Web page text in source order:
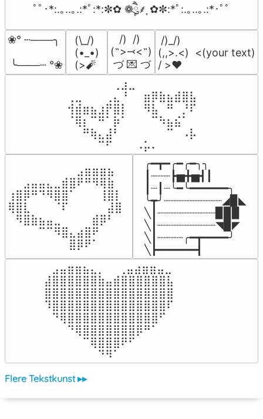
ﾟﾟ･*:.｡..｡.:*ﾟ:*:✼✿ ❁ཻུ۪۪⸙͎ ✿✼:*ﾟ:.｡..｡.:*･ﾟﾟ
❀° ┄───╮
╰───┄ °❀
(\_/)
(•_•)
(>🧨
   /)  /)
(˵>⤙<˵)
づ 💌 づ
/)_/)
(,,>.<)  <(your text)
/ >❤️
⠀⠀⠀⠀⠀⠀⢀⣰⣀⠀⠀⠀⠀⠀⠀⠀⠀
⢀⣀⠀⠀⠀⢀⣄⠘⠀⠀⣶⡿⣷⣦⣾⣿⣧
⢺⣾⣶⣦⣰⡟⣿⡇⠀⠀⠻⣧⠀⠛⠀⡘⠏
⠈⢿⡆⠉⠛⠁⡷⠁⠀⠀⠀⠉⠳⣦⣮⠁⠀
⠀⠀⠛⢷⣄⣼⠃⠀⠀⠀⠀⠀⠀⠉⠀⠠⡧
⠀⠀⠀⠀⠉⠋⠀⠀⠀⠠⡥⠄⠀⠀⠀⠀⠀
⠀⠀⠀⠀⠀⠀⠀⠀⠀⣠⣶⣶⣶⣦⠀⠀
⠀⠀⣠⣤⣤⣄⣀⣾⣿⠟⠛⠻⢿⣷⠀
⢰⣿⡿⠛⠙⠻⣿⣿⠁⠀⠀⠀⢸⣿⡇
⢿⣿⣇⠀⠀⠀⠈⠏⠀⠀⠀⠀⠀⣼⣿⠀
⠀⠻⣿⣷⣦⣤⣀⠀⠀⠀⠀⣾⡿⠃⠀
⠀⠀⠀⠀⠉⠉⠻⣿⣄⣴⣿⠟⠀⠀⠀
⠀⠀⠀⠀⠀⠀⠀⠀⣿⡿⠟⠁⠀⠀⠀⠀
╭━┳━╭━╭━╮╮
┃┈┈┈┣▅╋▅┫┃
┃┈┃┈╰━╰━━━━━━╮
╰┳╯┈┈┈┈┈┈┈┈┈◢▉◣
╲┃┈┈┈┈┈┈┈┈┈▉▉▉
╲┃┈┈┈┈┈┈┈┈┈◥▉◤
╲┃┈┈┈┈╭━┳━━━━╯
╲┣━━━━━━┫﻿
⠀⣠⣤⣶⣶⣦⣄⡀  ⠀⢀⣤⣴⣶⣶⣤⣀⠀
⣼⣿⣿⣿⣿⣿⣿⣷⣤⣾⣿⣿⣿⣿⣿⣿⣧
⣿⣿⣿⣿⣿⣿⣿⣿⣿⣿⣿⣿⣿⣿⣿⣿⣿
⠹⣿⣿⣿⣿⣿⣿⣿⣿⣿⣿⣿⣿⣿⣿⣿⠏
⠀⠙⢿⣿⣿⣿⣿⣿⣿⣿⣿⣿⣿⣿⣿⠋⠀
⠀⠀⠀⠙⢿⣿⣿⣿⣿⣿⣿⣿⡿⠛⠁⠀⠀
⠀⠀⠀⠀⠀⠉⢿⣿⣿⣿⠟⠋⠀⠀⠀⠀⠀
⠀⠀⠀⠀⠀⠀⠀⠙⠻⠁⠀⠀⠀⠀⠀⠀⠀⠀⠀⠀⠀⠀⠀
Flere Tekstkunst ▸▸